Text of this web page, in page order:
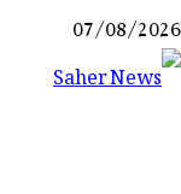
Skip
to
07/08/2026